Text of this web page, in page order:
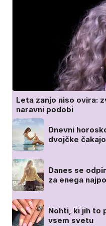
Leta zanjo niso ovira:
naravni podobi
Dnevni
dvojčke
Danes se
za enega
Nohti, ki jih to
vsem svetu